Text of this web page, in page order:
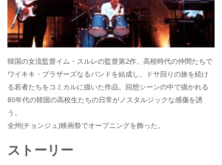
韓国の女流監督イム・スルレの監督第2作。高校時代の仲間たちで
ワイキキ・ブラザーズなるバンドを結成し、ドサ回りの旅を続け
る若者たちをコミカルに描いた作品。回想シーンの中で描かれる
80年代の韓国の高校生たちの日常がノスタルジックな感傷を誘
う。
全州(チョンジュ)映画祭でオープニングを飾った。
ストーリー